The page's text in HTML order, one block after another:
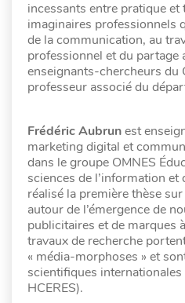
incessants entre pratique et
imaginaires professionnels
de la communication, au
professionnel et du partage
enseignants-chercheurs du
professeur associé du
Frédéric Aubrunest
marketing digital et
dans le groupe OMNES
sciences de l’information
réalisé la première thèse
autour de l’émergence de
publicitaires et de marques
travaux de recherche
« média-morphoses » et
scientifiques internationales
HCERES).